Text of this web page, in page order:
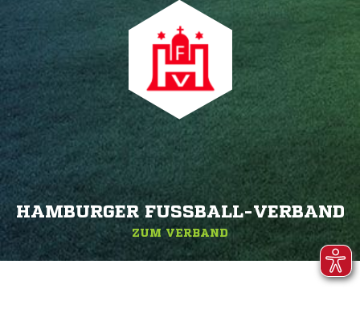
HAMBURGER FUSSBALL-VERBAND
ZUM VERBAND